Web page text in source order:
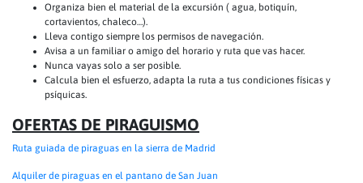
Organiza bien el material de la excursión ( agua, botiquín,
cortavientos, chaleco…).
Lleva contigo siempre los permisos de navegación.
Avisa a un familiar o amigo del horario y ruta que vas hacer.
Nunca vayas solo a ser posible.
Calcula bien el esfuerzo, adapta la ruta a tus condiciones físicas y
psíquicas.
OFERTAS DE PIRAGUISMO
Ruta guiada de piraguas en la sierra de Madrid
Alquiler de piraguas en el pantano de San Juan